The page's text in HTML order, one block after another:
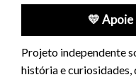
💛
Projeto independente
história e